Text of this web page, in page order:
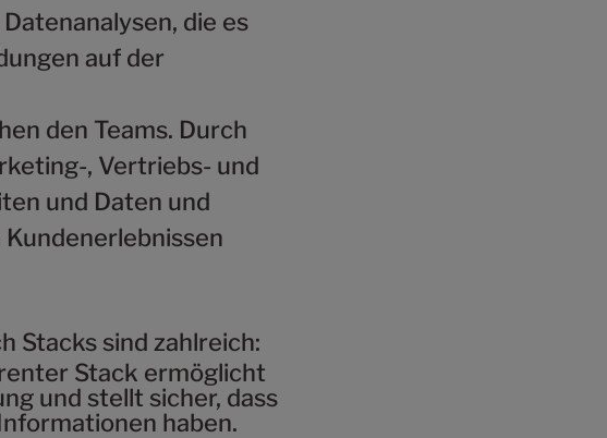
die es
auf der
den Teams. Durch
, Vertriebs- und
und Daten und
Stacks sind zahlreich:
Stack ermöglicht
und stellt sicher, dass
haben.